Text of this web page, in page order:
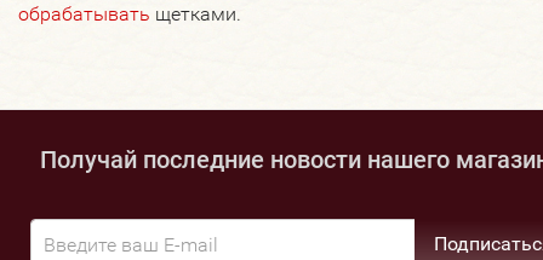
обрабатывать щетками.
Получай последние новости нашего